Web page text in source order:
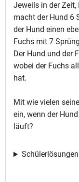
Jeweils in der Zeit,
macht der Hund 6
der Hund einen
Fuchs mit 7
Der Hund und der
wobei der Fuchs
hat.
Mit wie vielen
ein, wenn der
läuft?
Schülerlösungen